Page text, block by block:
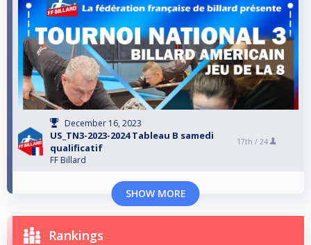
December 16, 2023
US_TN3-2023-2024 Tableau B samedi
qualificatif
FF Billard
17th / 24
SHOW MORE
Rankings